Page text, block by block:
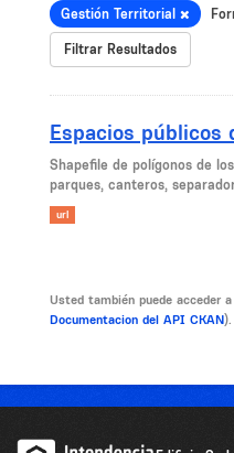
Gestión Territorial
Filtrar Resultados
Espacios públicos
Shapefile de polígonos de
parques, canteros,
url
Usted también puede acceder
Documentacion del API CKAN).